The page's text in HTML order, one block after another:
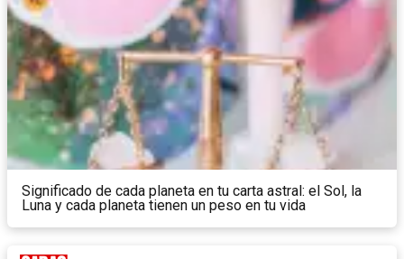
Significado de cada planeta en tu carta astral: el Sol, la
Luna y cada planeta tienen un peso en tu vida